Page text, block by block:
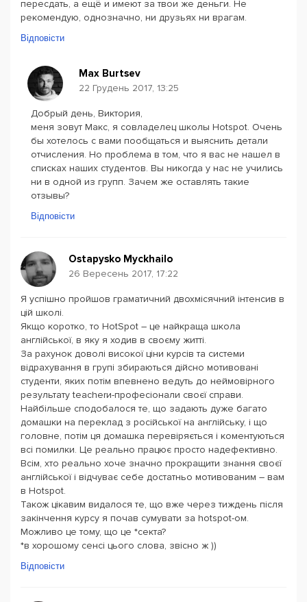
пересдать, а ещё и имеют за твои же деньги. Не
рекомендую, однозначно, ни друзьях ни врагам.
Відповісти
Max Burtsev
22 Грудень 2017, 13:25
Добрый день, Виктория,
меня зовут Макс, я совладелец школы Hotspot. Очень
бы хотелось с вами пообщаться и выяснить детали
отчисления. Но проблема в том, что я вас не нашел в
списках наших студентов. Вы никогда у нас не учились
ни в одной из групп. Зачем же оставлять такие
отзывы?
Відповісти
Ostapysko Myckhailo
26 Вересень 2017, 17:22
Я успішно пройшов граматичний двохмісячний інтенсив в
цій школі.
Якщо коротко, то HotSpot – це найкраща школа
англійської, в яку я ходив в своєму житті.
За рахунок доволі високої ціни курсів та системи
відрахування в групі збираються дійсно мотивовані
студенти, яких потім впевнено ведуть до неймовірного
результату teacherи-професіонали своєї справи.
Найбільше сподобалося те, що задають дуже багато
домашки на переклад з російської на англійську, і що
головне, потім ця домашка перевіряється і коментуються
всі помилки. Це реально працює просто надефективно.
Всім, хто реально хоче значно прокращити знання своєї
англійської і відчуває себе достатньо мотивованим – вам
в Hotspot.
Також цікавим видалося те, що вже через тиждень після
закінчення курсу я почав сумувати за hotspot-ом.
Можливо це тому, що це *секта?
*в хорошому сенсі цього слова, звісно ж ))
Відповісти